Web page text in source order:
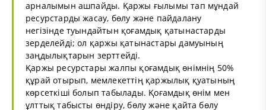
арналымын ашпайды. Қаржы ғылымы тап мұндай
ресурстарды жасау, бөлу және пайдалану
негізінде туындайтын қоғамдық қатынастарды
зерделейді; ол қаржы қатынастары дамуының
заңдылықтарын зерттейді.
Қаржы ресурстары жалпы қоғамдық өнімнің 50%
құрай отырып, мемлекеттің қаржылық қуатының
көрсеткіші болып табылады. Қоғамдық өнім мен
ұлттық табысты өндіру, бөлу және қайта бөлу